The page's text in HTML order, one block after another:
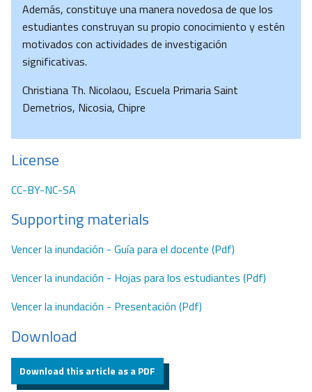
Además, constituye una manera novedosa de que los
estudiantes construyan su propio conocimiento y estén
motivados con actividades de investigación
significativas.
Christiana Th. Nicolaou, Escuela Primaria Saint
Demetrios, Nicosia, Chipre
License
CC-BY-NC-SA
Supporting materials
Vencer la inundación - Guía para el docente (Pdf)
Vencer la inundación - Hojas para los estudiantes (Pdf)
Vencer la inundación - Presentación (Pdf)
Download
Download this article as a PDF